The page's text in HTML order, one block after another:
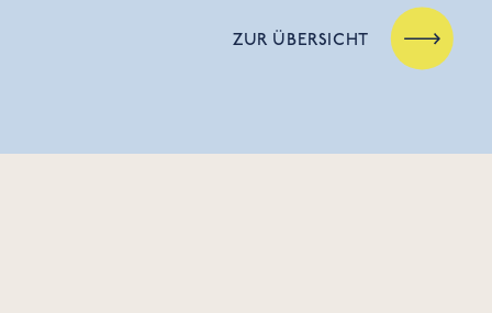
ZUR ÜBERSICHT